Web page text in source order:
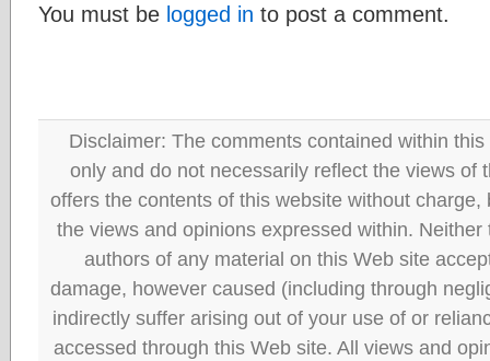
You must be logged in to post a comment.
Disclaimer: The comments contained within
only and do not necessarily reflect the views of
offers the contents of this website without
the views and opinions expressed within.
authors of any material on this Web site
damage, however caused (including through
indirectly suffer arising out of your use of or
accessed through this Web site. All views and